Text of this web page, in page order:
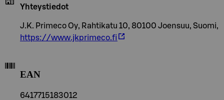
Yhteystiedot
J.K. Primeco Oy, Rahtikatu 10, 80100 Joensuu, Suomi,
https://www.jkprimeco.fi
EAN
6417715183012